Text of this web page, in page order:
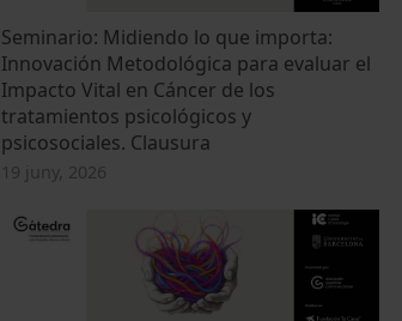
Seminario: Midiendo lo que importa:
Innovación Metodológica para evaluar el
Impacto Vital en Cáncer de los
tratamientos psicológicos y
psicosociales. Clausura
19 juny, 2026